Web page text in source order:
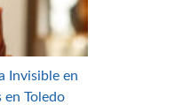
Invisible en
Toledo